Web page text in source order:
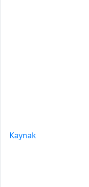
Kaynak